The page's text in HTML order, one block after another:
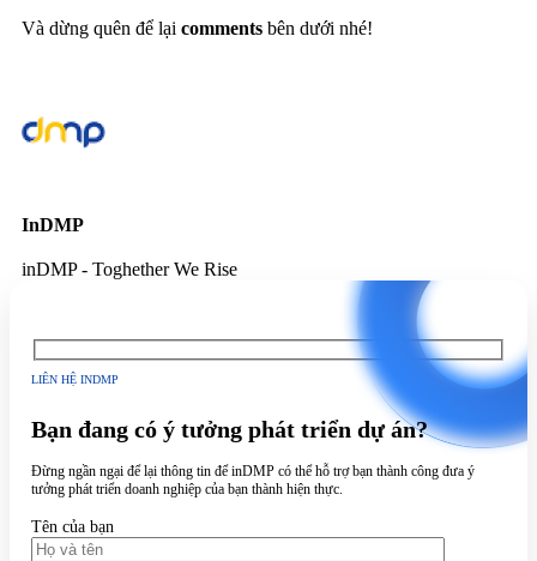
Và dừng quên để lại comments bên dưới nhé!
InDMP
inDMP - Toghether We Rise
LIÊN HỆ INDMP
Bạn đang có ý tưởng phát triển dự án?
Đừng ngần ngại để lại thông tin để inDMP có thể hỗ trợ bạn thành công đưa ý
tưởng phát triển doanh nghiệp của bạn thành hiện thực.
Tên của bạn